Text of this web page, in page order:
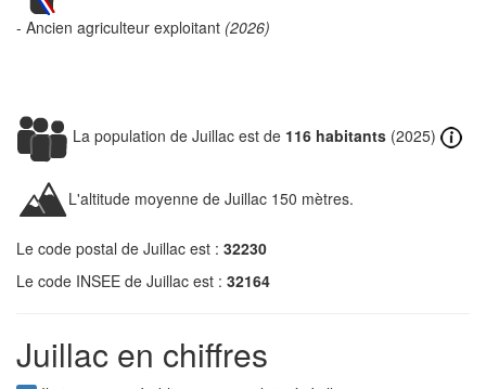
- Ancien agriculteur exploitant (2026)
La population de Juillac est de 116 habitants (2025)
L'altitude moyenne de Juillac 150 mètres.
Le code postal de Juillac est : 32230
Le code INSEE de Juillac est : 32164
Juillac en chiffres